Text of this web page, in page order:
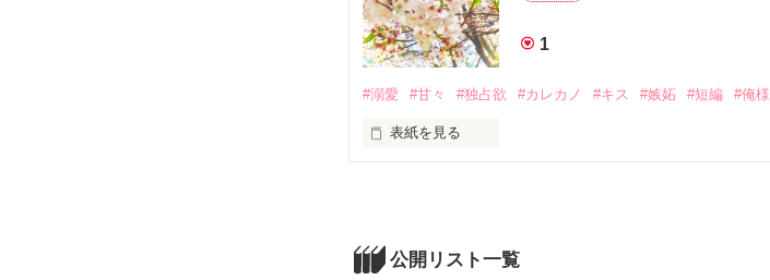
作家名『せりりほ』
の検索を！！
大好きだから。
彼女を溺愛
×
和志が大好き
最後の試合
自分のために
チームのために
家族のために
‥キミのために
1
#溺愛 #甘々 #独占欲 #カレカノ #キス #嫉妬 #短編 #俺様
表紙を見る
公開リスト一覧